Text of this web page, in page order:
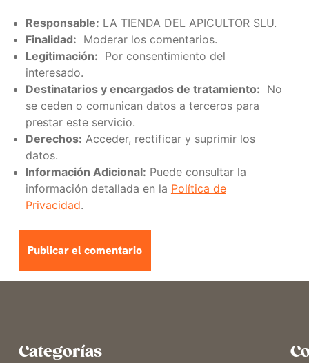
Responsable: LA TIENDA DEL APICULTOR SLU.
Finalidad: Moderar los comentarios.
Legitimación: Por consentimiento del
interesado.
Destinatarios y encargados de tratamiento: No
se ceden o comunican datos a terceros para
prestar este servicio.
Derechos: Acceder, rectificar y suprimir los
datos.
Información Adicional: Puede consultar la
información detallada en la Política de
Privacidad.
Categorías